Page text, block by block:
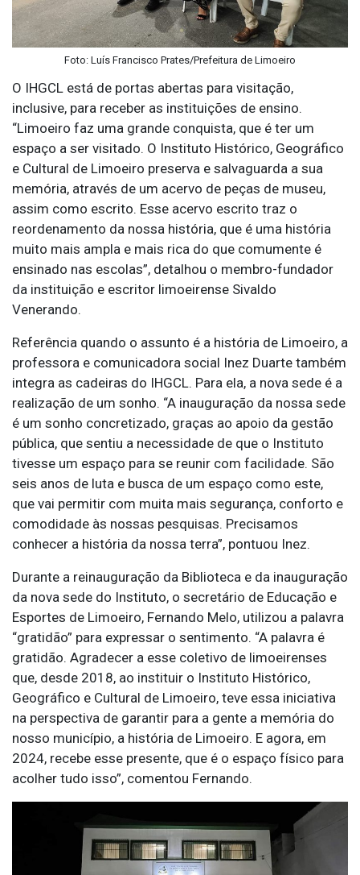
Foto: Luís Francisco Prates/Prefeitura de Limoeiro
O IHGCL está de portas abertas para visitação,
inclusive, para receber as instituições de ensino.
“Limoeiro faz uma grande conquista, que é ter um
espaço a ser visitado. O Instituto Histórico, Geográfico
e Cultural de Limoeiro preserva e salvaguarda a sua
memória, através de um acervo de peças de museu,
assim como escrito. Esse acervo escrito traz o
reordenamento da nossa história, que é uma história
muito mais ampla e mais rica do que comumente é
ensinado nas escolas”, detalhou o membro-fundador
da instituição e escritor limoeirense Sivaldo
Venerando.
Referência quando o assunto é a história de Limoeiro, a
professora e comunicadora social Inez Duarte também
integra as cadeiras do IHGCL. Para ela, a nova sede é a
realização de um sonho. “A inauguração da nossa sede
é um sonho concretizado, graças ao apoio da gestão
pública, que sentiu a necessidade de que o Instituto
tivesse um espaço para se reunir com facilidade. São
seis anos de luta e busca de um espaço como este,
que vai permitir com muita mais segurança, conforto e
comodidade às nossas pesquisas. Precisamos
conhecer a história da nossa terra”, pontuou Inez.
Durante a reinauguração da Biblioteca e da inauguração
da nova sede do Instituto, o secretário de Educação e
Esportes de Limoeiro, Fernando Melo, utilizou a palavra
“gratidão” para expressar o sentimento. “A palavra é
gratidão. Agradecer a esse coletivo de limoeirenses
que, desde 2018, ao instituir o Instituto Histórico,
Geográfico e Cultural de Limoeiro, teve essa iniciativa
na perspectiva de garantir para a gente a memória do
nosso município, a história de Limoeiro. E agora, em
2024, recebe esse presente, que é o espaço físico para
acolher tudo isso”, comentou Fernando.